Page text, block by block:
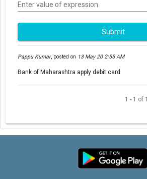
Enter value of expression
Submit
Pappu Kumar, posted on 13 May 20 2:55 AM
Bank of Maharashtra apply debit card
1 - 1 of 1